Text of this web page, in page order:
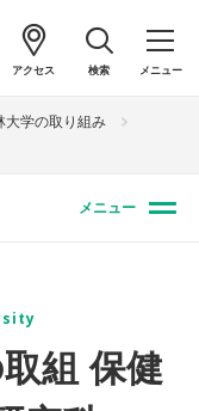
アクセス 検索 メニュー
大学の取り組み
メニュー
組 保健